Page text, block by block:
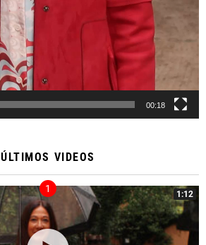
00:18
ÚLTIMOS VIDEOS
1:12